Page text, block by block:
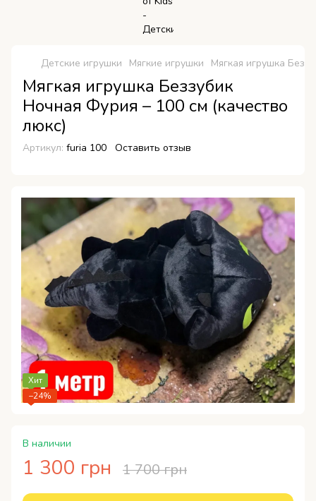
Детские игрушки Мягкие игрушки Мягкая игрушка
Мягкая игрушка Беззубик
Ночная Фурия – 100 см (качество
люкс)
Артикул: furia 100 Оставить отзыв
Хит
−24%
В наличии
1 300 грн 1 700 грн